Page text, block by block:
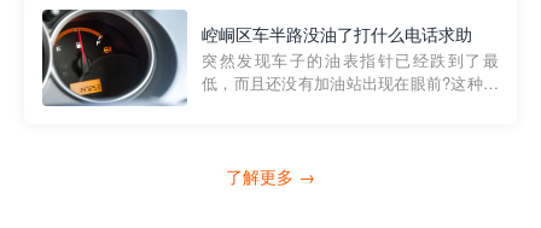
越者小程序是一款专门解决汽车没油问题
的在线服务平台。通过...
崆峒区车半路没油了打什么电话求助
突然发现车子的油表指针已经跌到了最
低，而且还没有加油站出现在眼前?这种情
打4006363122请求送油人员来帮助你。
了解更多 →